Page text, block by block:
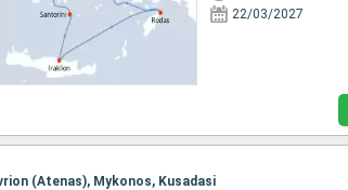
22/03/2027
(Atenas), Mykonos, Kusadasi